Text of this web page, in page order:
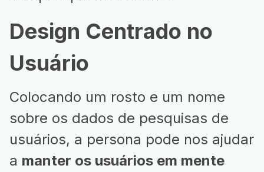
Design Centrado no
Usuário
Colocando um rosto e um nome
sobre os dados de pesquisas de
usuários, a persona pode nos ajudar
a manter os usuários em mente